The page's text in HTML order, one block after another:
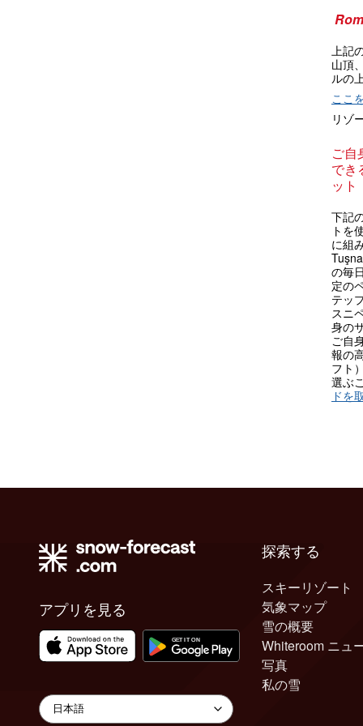
上記
山頂
ルの
ここ
リゾ
ご自
でき
ット
下記
トを
に組
の毎
定の
テッ
スニ
身の
ご自
報の
フト
選ぶ
ドを
アプリを見る
探索する
スキーリゾート
気象マップ
雪の概要
Whiteroom ニュ
写真
私の雪